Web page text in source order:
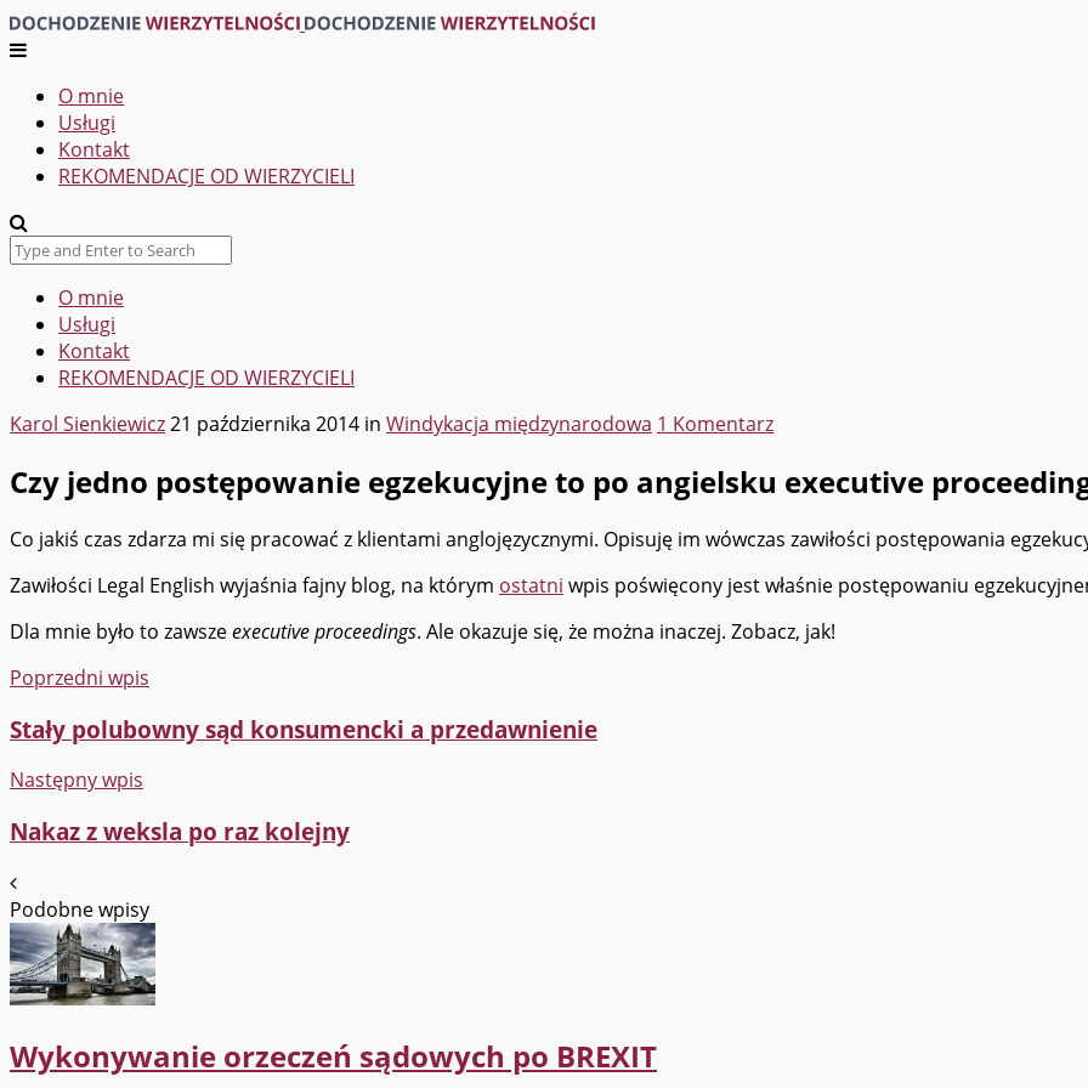
O mnie
Usługi
Kontakt
REKOMENDACJE OD WIERZYCIELI
O mnie
Usługi
Kontakt
REKOMENDACJE OD WIERZYCIELI
Karol Sienkiewicz21 października 2014 in Windykacja międzynarodowa 1 Komentarz
Czy jedno postępowanie egzekucyjne to po angielsku executive
Co jakiś czas zdarza mi się pracować z klientami anglojęzycznymi. Opisuję im wówczas zawiłości postępowania
Zawiłości Legal English wyjaśnia fajny blog, na którym ostatni wpis poświęcony jest właśnie postępowaniu
Dla mnie było to zawszeexecutive proceedings. Ale okazuje się, że można inaczej. Zobacz, jak!
Poprzedni wpis
Stały polubowny sąd konsumencki a przedawnienie
Następny wpis
Nakaz z weksla po raz kolejny
Podobne wpisy
Wykonywanie orzeczeń sądowych po BREXIT